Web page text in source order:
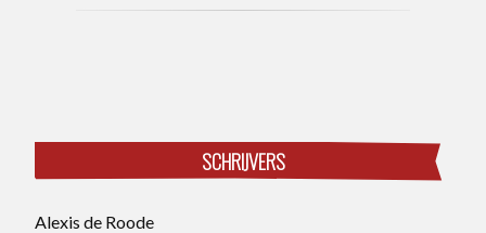
SCHRIJVERS
Alexis de Roode